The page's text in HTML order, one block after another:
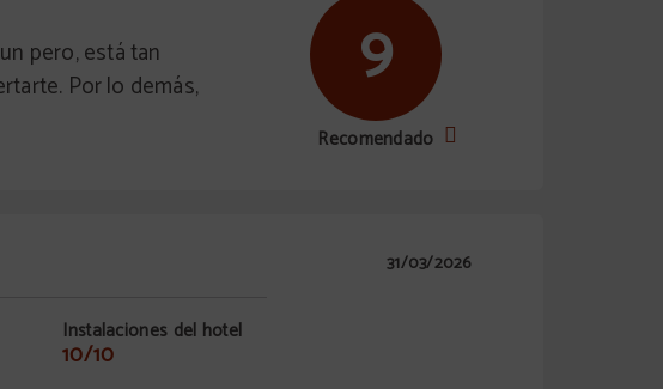
pero, está tan
Por lo demás,
9
Recomendado
31/03/2026
Instalaciones del hotel
10/10